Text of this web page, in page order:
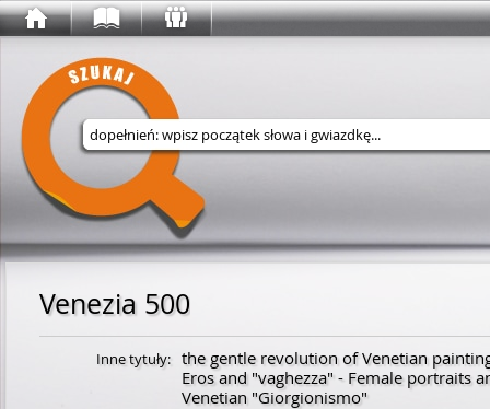
Wyszukaj w serwisie
Venezia 500
Inne tytuły: the gentle revolution of Venetian
Eros and "vaghezza" - Female portraits
Venetian "Giorgionismo"